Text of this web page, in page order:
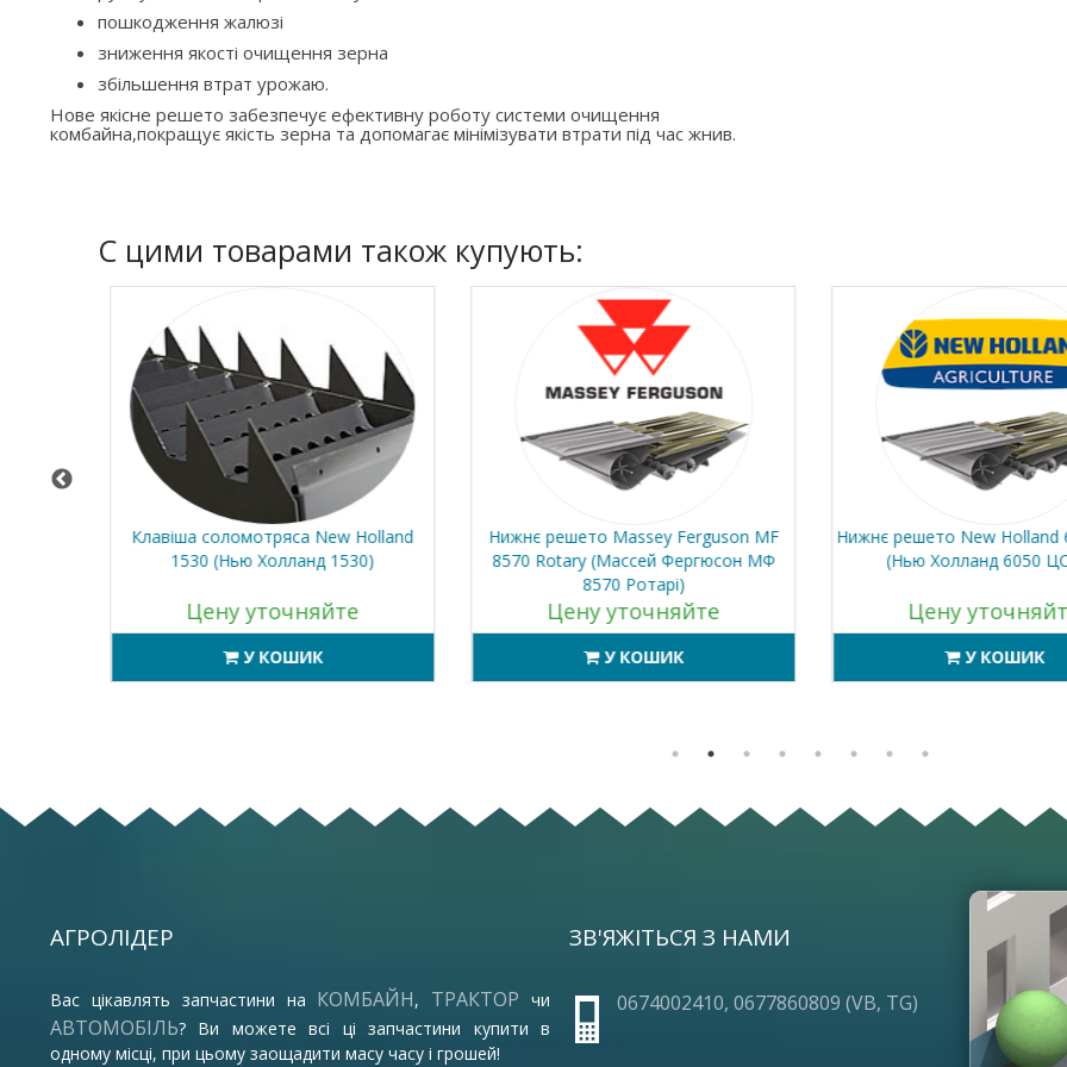
пошкодження жалюзі
зниження якості очищення зерна
збільшення втрат урожаю.
Нове якісне решето забезпечує ефективну роботу системи очищення
комбайна,покращує якість зерна та допомагає мінімізувати втрати під час жнив.
C цими товарами також купують:
Клавіша соломотряса New Holland
1530 (Нью Холланд 1530)
Цену уточняйте
У КОШИК
Нижнє решето Massey Ferguson MF
8570 Rotary (Массей Фергюсон МФ
8570 Ротарі)
Цену уточняйте
У КОШИК
Нижнє решето New Holland
(Нью Холланд 6050 ЦС
Цену уточняйте
У КОШИК
АГРОЛІДЕР
Вас цікавлять запчастини на КОМБАЙН, ТРАКТОРчи
АВТОМОБІЛЬ? Ви можете всі ці запчастини купити в
одному місці, при цьому заощадити масу часу і грошей!
ЗВ'ЯЖІТЬСЯ З НАМИ
0674002410, 0677860809 (VB, TG)
ПРО